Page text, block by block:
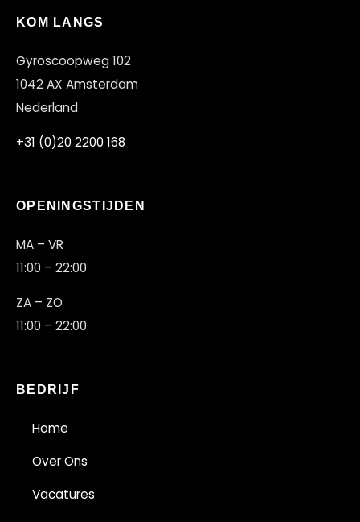
KOM LANGS
Gyroscoopweg 102
1042 AX Amsterdam
Nederland
+31 (0)20 2200 168
OPENINGSTIJDEN
MA – VR
11:00 – 22:00
ZA – ZO
11:00 – 22:00
BEDRIJF
Home
Over Ons
Vacatures